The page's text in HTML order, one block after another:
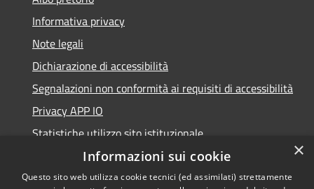
Informativa privacy
Note legali
Dichiarazione di accessibilità
Segnalazioni non conformità ai requisiti di accessibilità
Privacy APP IO
Statistiche utilizzo sito istituzionale
Qualità dei Servizi Comunali
×
Informazioni sui cookie
Questo sito web utilizza cookie tecnici (ed assimilati) strettamente